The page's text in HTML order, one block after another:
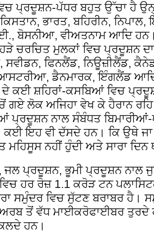
ਪ੍ਰਦੂਸ਼ਨ-ਪੱਧਰ ਬਹੁਤ ਉੱਚਾ ਹੈ
ਭਾਰਤ, ਬਹਿਰੀਨ,
ਬੋਸਨੀਆ, ਵੀਅਤਨਾਮ ਆਦਿ
ਚਰਚਿਤ ਮੁਲਕਾਂ ਵਿਚ ਪ੍ਰਦੂਸ਼ਨ
ਫਿਨਲੈਂਡ, ਨਿਊਜ਼ੀਲੈਂਡ,
ਡੈਨਮਾਰਕ, ਇੰਗਲੈਂਡ
ਕਈ ਸ਼ਹਿਰਾਂ-ਕਸਬਿਆਂ ਵਿਚ
ਗਏ ਲੋਕ ਅਜਿਹਾ ਵੇਖ ਕੇ ਹੈਰਾਨ
ਪ੍ਰਦੂਸ਼ਨ ਨਾਲ ਸੰਬੰਧਤ
ਇਹ ਵੀ ਦੱਸਦੇ ਹਨ। ਕਿ ਉਥੇ ਜਾ
ਮਹਿਸੂਸ ਨਹੀਂ ਹੁੰਦੀ ਅਤੇ ਸਾਰਾ ਦਿਨ
ਜਲ ਪ੍ਰਦੂਸ਼ਨ, ਭੂਮੀ ਪ੍ਰਦੂਸ਼ਨ ਨਾਲ
ਹਰ ਰੋਜ਼ 1.1 ਕਰੋੜ ਟਨ
ਸਮੁੰਦਰ ਵਿਚ ਸੁੱਟਣ ਬਰਾਬਰ ਹੈ।
ਅਰਬ ਤੋਂ ਵੱਧ ਮਾਈਕਰੋਫਾਈਬਰ
ਹਨ।